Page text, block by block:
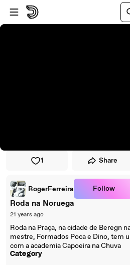
Skip to player
Skip to main content
1 Share
RogerFerreira Follow
Roda na Noruega
21 years ago
Roda na Praça, na cidade de Beregn
mestre, Formados Poca e Dino, tem
com a academia Capoeira na Chuva
Category